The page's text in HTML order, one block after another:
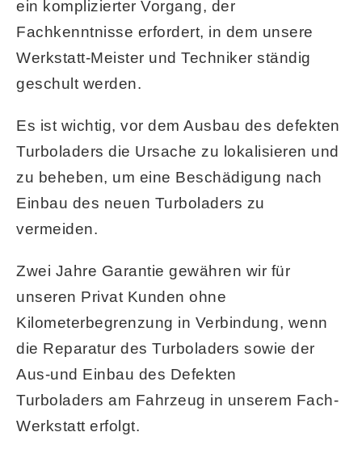
ein komplizierter Vorgang, der
Fachkenntnisse erfordert, in dem unsere
Werkstatt-Meister und Techniker ständig
geschult werden.
Es ist wichtig, vor dem Ausbau des defekten
Turboladers die Ursache zu lokalisieren und
zu beheben, um eine Beschädigung nach
Einbau des neuen Turboladers zu
vermeiden.
Zwei Jahre Garantie gewähren wir für
unseren Privat Kunden ohne
Kilometerbegrenzung in Verbindung, wenn
die Reparatur des Turboladers sowie der
Aus-und Einbau des Defekten
Turboladers am Fahrzeug in unserem Fach-
Werkstatt erfolgt.